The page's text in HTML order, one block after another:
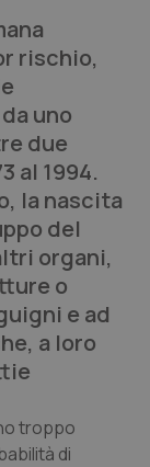
rischio,
uno
due
al 1994.
la nascita
del
organi,
o
e ad
a loro
troppo
di